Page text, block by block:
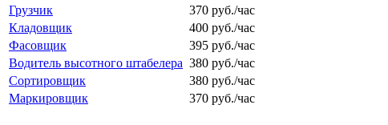
Грузчик
370 руб./час
Кладовщик
400 руб./час
Фасовщик
395 руб./час
Водитель высотного штабелера 380 руб./час
Сортировщик
380 руб./час
Маркировщик
370 руб./час